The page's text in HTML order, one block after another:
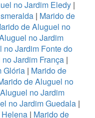
no Jardim Eledy|
| Marido de
de Aluguel no
no Jardim
no Jardim Fonte do
Jardim França|
Glória | Marido de
de Aluguel no
no Jardim
no Jardim Guedala|
| Marido de